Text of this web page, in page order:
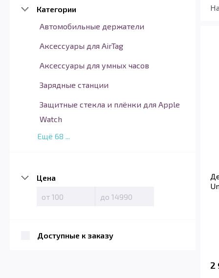
Категории
Автомобильные держатели
Аксессуары для AirTag
Аксессуары для умных часов
Зарядные станции
Защитные стекла и плёнки для Apple
Watch
Ещё 68 ...
Цена
Доступные к заказу
2